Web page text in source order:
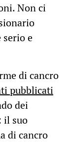
Non ci
serio e
di cancro
pubblicati
dei
il suo
di cancro